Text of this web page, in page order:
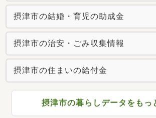
摂津市の結婚・育児の助成金
摂津市の治安・ごみ収集情報
摂津市の住まいの給付金
摂津市の暮らしデータをもっ